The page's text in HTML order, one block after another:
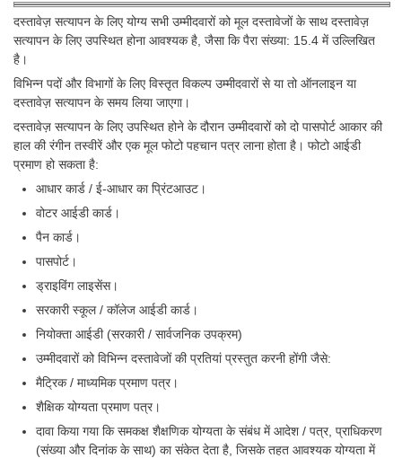
SSC CGL TIER-1
Tier-1 Syllabus
Tier-1 Answer Keys
SSC CGL TIER-2
TIER-2 Papers
TIER-2 Syllabus
SSC CGL PAPERS
Study Kit for CGL Tier-1
CGL Exam Downloads
SSC CGL FREE EBOOK
दस्तावेज़ सत्यापन के लिए योग्य सभी उम्मीदवारों को मूल दस्तावेजों के साथ दस्तावेज़
सत्यापन के लिए उपस्थित होना आवश्यक है, जैसा कि पैरा संख्या: 15.4 में उल्लिखित
है।
विभिन्न पदों और विभागों के लिए विस्तृत विकल्प उम्मीदवारों से या तो ऑनलाइन या
दस्तावेज़ सत्यापन के समय लिया जाएगा।
दस्तावेज़ सत्यापन के लिए उपस्थित होने के दौरान उम्मीदवारों को दो पासपोर्ट आकार की
हाल की रंगीन तस्वीरें और एक मूल फोटो पहचान पत्र लाना होता है। फोटो आईडी
प्रमाण हो सकता है:
आधार कार्ड / ई-आधार का प्रिंटआउट।
वोटर आईडी कार्ड।
पैन कार्ड।
पासपोर्ट।
ड्राइविंग लाइसेंस।
सरकारी स्कूल / कॉलेज आईडी कार्ड।
नियोक्ता आईडी (सरकारी / सार्वजनिक उपक्रम)
उम्मीदवारों को विभिन्न दस्तावेजों की प्रतियां प्रस्तुत करनी होंगी जैसे:
मैट्रिक / माध्यमिक प्रमाण पत्र।
शैक्षिक योग्यता प्रमाण पत्र।
दावा किया गया कि समकक्ष शैक्षणिक योग्यता के संबंध में आदेश / पत्र, प्राधिकरण
(संख्या और दिनांक के साथ) का संकेत देता है, जिसके तहत आवश्यक योग्यता में